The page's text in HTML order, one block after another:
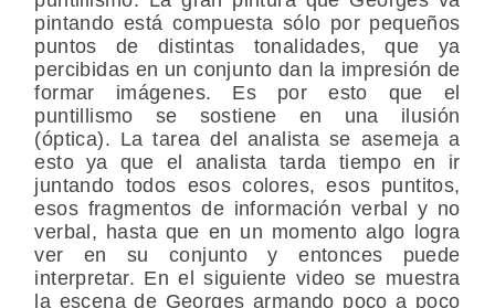
pintando está compuesta sólo por pequeños
puntos de distintas tonalidades, que ya
percibidas en un conjunto dan la impresión de
formar imágenes. Es por esto que el
puntillismo se sostiene en una ilusión
(óptica). La tarea del analista se asemeja a
esto ya que el analista tarda tiempo en ir
juntando todos esos colores, esos puntitos,
esos fragmentos de información verbal y no
verbal, hasta que en un momento algo logra
ver en su conjunto y entonces puede
interpretar. En el siguiente video se muestra
la escena de Georges armando poco a poco